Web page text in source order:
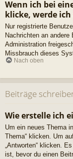
Wenn ich bei
klicke, werde
Nur registrierte
Nachrichten an
Administration
Missbrauch dieses
Nach oben
Beiträge
Wie erstelle ich
Um ein neues Thema
Thema“ klicken. Um
„Antworten“ klicken.
ist, bevor du einen